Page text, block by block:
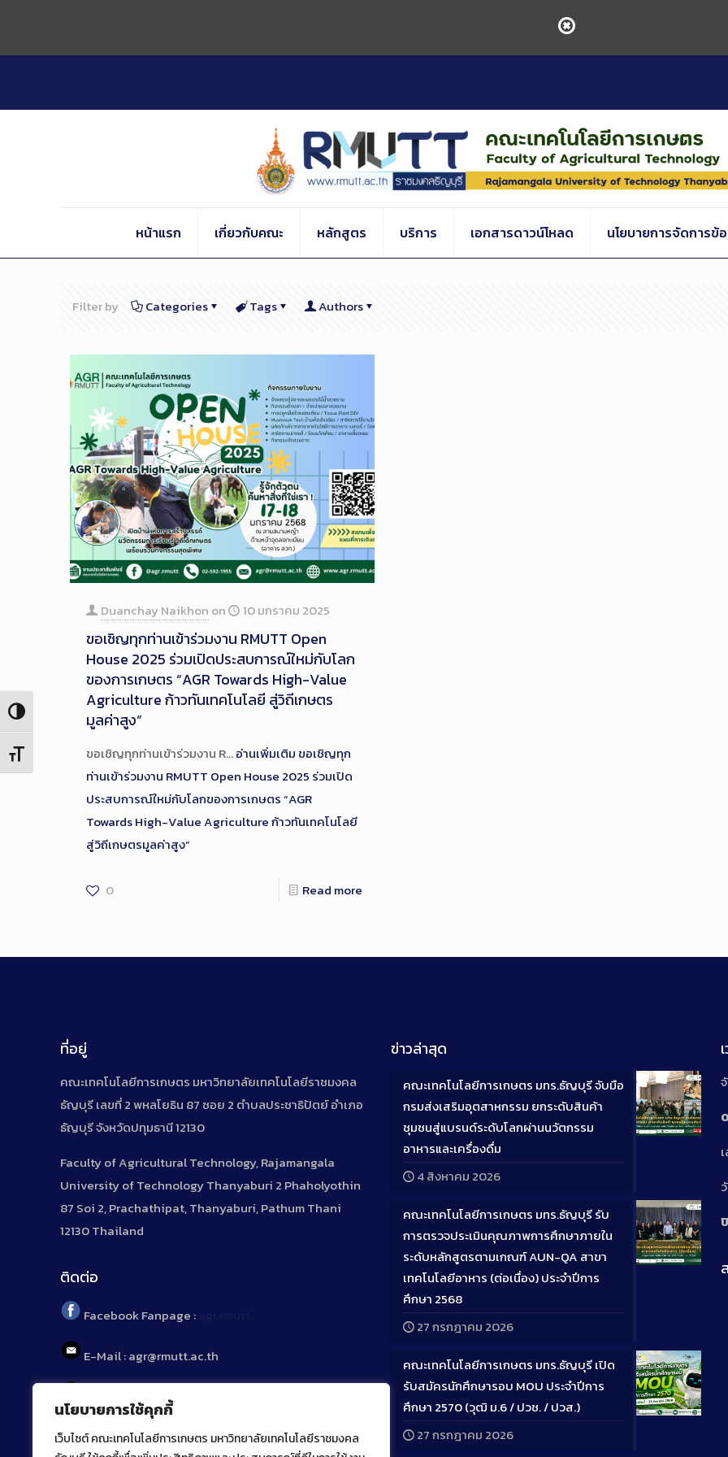
นโยบายการใช้คุกกี้
เว็บไซต์ คณะเทคโนโลยีการเกษตร มหาวิทยาลัยเทคโนโลยีราชมงคล
Content
Toggle High Contrast
Toggle Font size
หน้าแรก เกี่ยวกับคณะ หลักสูตร บริการ เอกสารดาวน์โหลด นโยบายการจัดการข้
Filter by Categories Tags Authors
Duanchay Naikhon on 10 มกราคม 2025
ขอเชิญทุกท่านเข้าร่วมงาน RMUTT Open
House 2025 ร่วมเปิดประสบการณ์ใหม่กับโลก
ของการเกษตร “AGR Towards High-Value
Agriculture ก้าวทันเทคโนโลยี สู่วิถีเกษตร
มูลค่าสูง”
ขอเชิญทุกท่านเข้าร่วมงาน R…อ่านเพิ่มเติมขอเชิญทุก
ท่านเข้าร่วมงาน RMUTT Open House 2025 ร่วมเปิด
ประสบการณ์ใหม่กับโลกของการเกษตร “AGR
Towards High-Value Agriculture ก้าวทันเทคโนโลยี
สู่วิถีเกษตรมูลค่าสูง”
0 Read more
ที่อยู่
คณะเทคโนโลยีการเกษตร มหาวิทยาลัยเทคโนโลยีราชมงคล
ธัญบุรี เลขที่ 2 พหลโยธิน 87 ซอย 2 ตำบลประชาธิปัตย์ อำเภอ
ธัญบุรี จังหวัดปทุมธานี 12130
Faculty of Agricultural Technology, Rajamangala
University of Technology Thanyaburi 2 Phaholyothin
87 Soi 2, Prachathipat, Thanyaburi, Pathum Thani
12130 Thailand
ติดต่อ
Facebook Fanpage :
E-Mail : agr@rmutt.ac.th
Tel : 02 592 1955
ข่าวล่าสุด
Long
คณะเทคโนโลยีการเกษตร มทร.ธัญบุรี จับมือ
กรมส่งเสริมอุตสาหกรรม ยกระดับสินค้า
ชุมชนสู่แบรนด์ระดับโลกผ่านนวัตกรรม
อาหารและเครื่องดื่ม
4 สิงหาคม 2026
Long
คณะเทคโนโลยีการเกษตร มทร.ธัญบุรี รับ
การตรวจประเมินคุณภาพการศึกษาภายใน
ระดับหลักสูตรตามเกณฑ์ AUN-QA สาขา
เทคโนโลยีอาหาร (ต่อเนื่อง) ประจำปีการ
ศึกษา 2568
27 กรกฎาคม 2026
Long
คณะเทคโนโลยีการเกษตร มทร.ธัญบุรี เปิด
รับสมัครนักศึกษารอบ MOU ประจำปีการ
ศึกษา 2570 (วุฒิ ม.6 / ปวช. / ปวส.)
27 กรกฎาคม 2026